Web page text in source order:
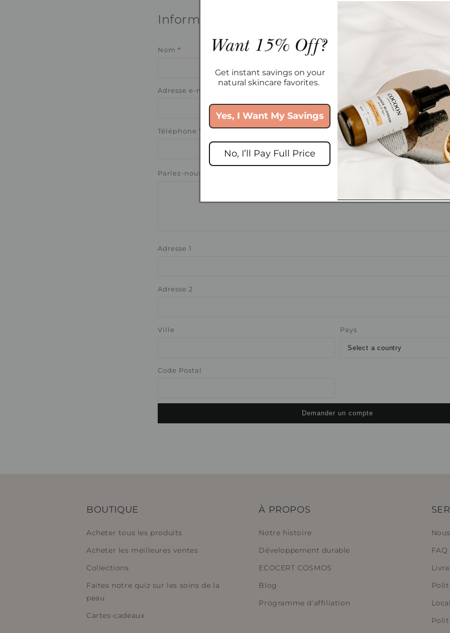
Informations client
Nom *
Adresse e-mail Raison Sociale
Téléphone * Le Site Web
Parlez-nous un peu de vous afin que nous puissions vérifier l'identité de
Adresse 1
Adresse 2
Ville Pays
Code Postal
BOUTIQUE
Acheter tous les produits
Acheter les meilleures ventes
Collections
Faites notre quiz sur les soins de la
peau
Cartes-cadeaux
À PROPOS
Notre histoire
Développement durable
ECOCERT COSMOS
Blog
Programme d'affiliation
FAQ
Get instant savings on your
natural skincare favorites.
Yes, I Want My Savings
No, I’ll Pay Full Price